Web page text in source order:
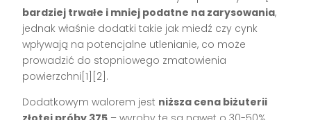
bardziej trwałe i mniej podatne na zarysowania,
jednak właśnie dodatki takie jak miedź czy cynk
wpływają na potencjalne utlenianie, co może
prowadzić do stopniowego zmatowienia
powierzchni[1][2].
Dodatkowym walorem jest niższa cena biżuterii